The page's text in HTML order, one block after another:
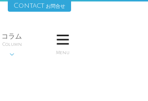
コラム
Column


Menu
Contact お問合せ